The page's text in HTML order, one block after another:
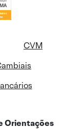
CVM
Orientações